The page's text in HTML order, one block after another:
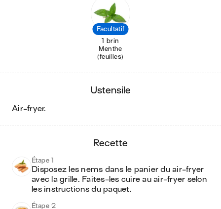
Facultatif
1 brin
Menthe
(feuilles)
ustensile
air-fryer.
recette
Étape 1
Disposez les nems dans le panier du air-fryer
avec la grille. Faites-les cuire au air-fryer selon
les instructions du paquet.
Étape 2